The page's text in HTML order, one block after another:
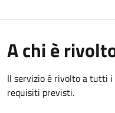
A chi è
Il servizio è rivolto a tutti i
requisiti previsti.